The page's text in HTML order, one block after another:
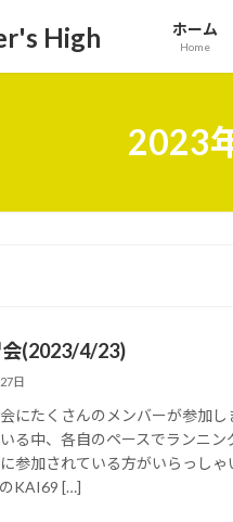
High ホーム
Home
2023
(2023/4/23)
日
にたくさんのメンバーが参加
る中、各自のペースでランニン
参加されている方がいらっし
KAI69 […]